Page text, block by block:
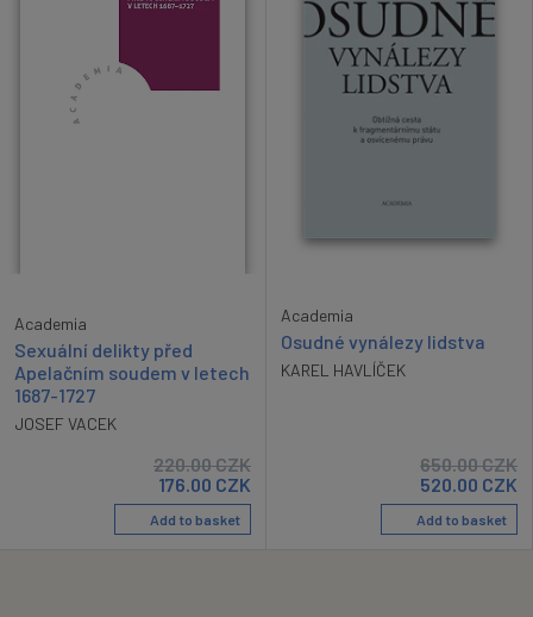
Academia
Sexuální delikty před
Apelačním soudem v letech
1687-1727
JOSEF VACEK
220.00CZK
176.00 CZK
Add to basket
Academia
Osudné vynálezy lidstva
KAREL HAVLÍČEK
650.00CZK
520.00 CZK
Add to basket